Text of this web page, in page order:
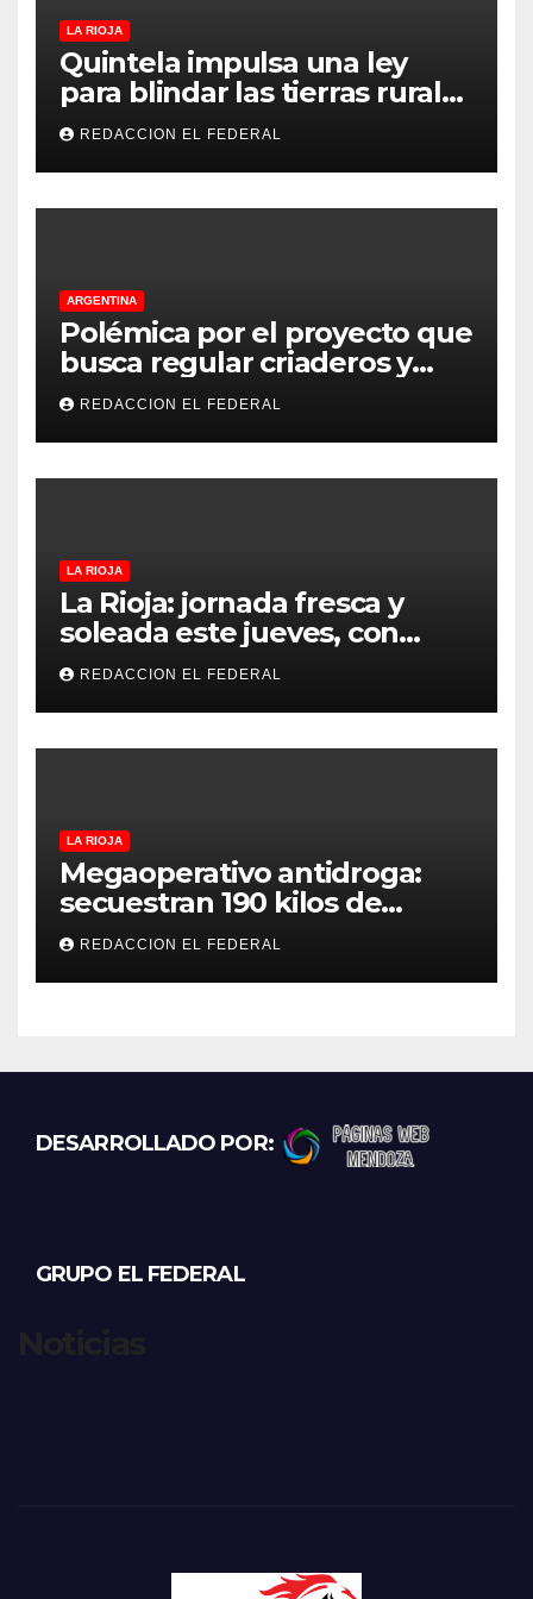
LA RIOJA
Quintela impulsa una ley
para blindar las tierras rurales
de La Rioja: cuáles son los
principales puntos
REDACCION EL FEDERAL
ARGENTINA
Polémica por el proyecto que
busca regular criaderos y
refugios de perros y gatos:
denuncian excesos, mientras
proteccionistas reclaman
controles más duros
REDACCION EL FEDERAL
LA RIOJA
La Rioja: jornada fresca y
soleada este jueves, con
temperaturas estables para
el viernes
REDACCION EL FEDERAL
LA RIOJA
Megaoperativo antidroga:
secuestran 190 kilos de
marihuana que tenían como
destino La Rioja y Catamarca
REDACCION EL FEDERAL
DESARROLLADO POR:
GRUPO EL FEDERAL